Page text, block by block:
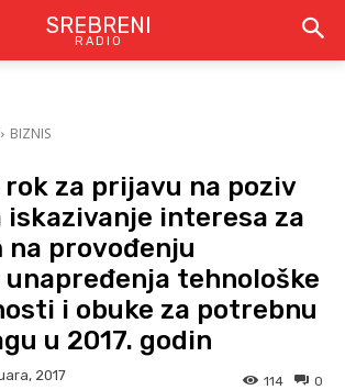
SREBRENI
RADIO
BIZNIS
rok za prijavu na poziv
iskazivanje interesa za
na provođenju
tehnološke
i obuke za potrebnu
u 2017. godin
2017 0
114